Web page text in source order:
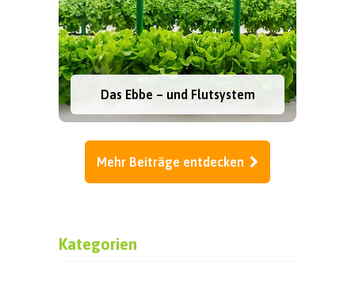
Das Ebbe – und Flutsystem
Mehr Beiträge entdecken
Kategorien